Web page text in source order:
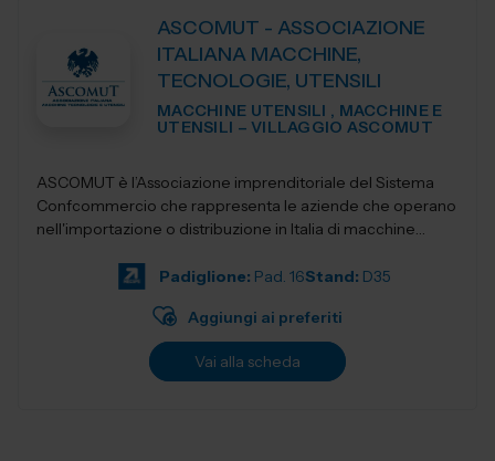
ASCOMUT - ASSOCIAZIONE
ITALIANA MACCHINE,
TECNOLOGIE, UTENSILI
MACCHINE UTENSILI , MACCHINE E
UTENSILI – VILLAGGIO ASCOMUT
ASCOMUT è l’Associazione imprenditoriale del Sistema
Confcommercio che rappresenta le aziende che operano
nell'importazione o distribuzione in Italia di macchine
Padiglione: Pad. 16Stand: D35
Aggiungi ai preferiti
Vai alla scheda